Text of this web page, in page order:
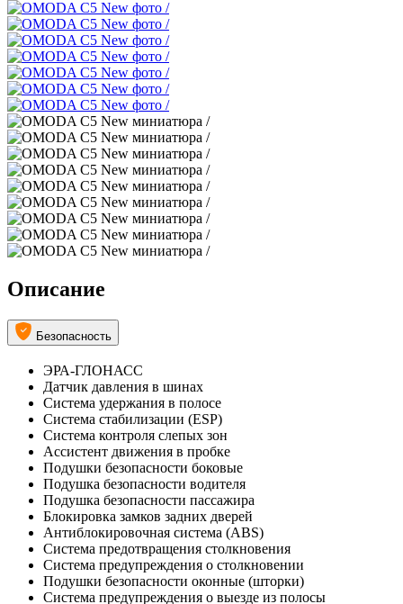
Описание
Безопасность
ЭРА-ГЛОНАСС
Датчик давления в шинах
Система удержания в полосе
Система стабилизации (ESP)
Система контроля слепых зон
Ассистент движения в пробке
Подушки безопасности боковые
Подушка безопасности водителя
Подушка безопасности пассажира
Блокировка замков задних дверей
Антиблокировочная система (ABS)
Система предотвращения столкновения
Система предупреждения о столкновении
Подушки безопасности оконные (шторки)
Система предупреждения о выезде из полосы